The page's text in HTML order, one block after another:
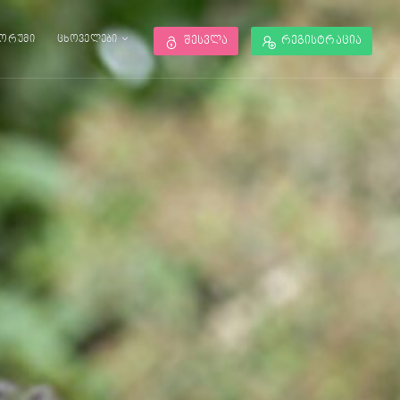
ცხოველები შესვლა რეგისტრაცია